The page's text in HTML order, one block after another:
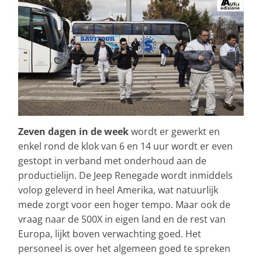
Zeven dagen in de weekwordt er gewerkt en
enkel rond de klok van 6 en 14 uur wordt er even
gestopt in verband met onderhoud aan de
productielijn. De Jeep Renegade wordt inmiddels
volop geleverd in heel Amerika, wat natuurlijk
mede zorgt voor een hoger tempo. Maar ook de
vraag naar de 500X in eigen land en de rest van
Europa, lijkt boven verwachting goed. Het
personeel is over het algemeen goed te spreken